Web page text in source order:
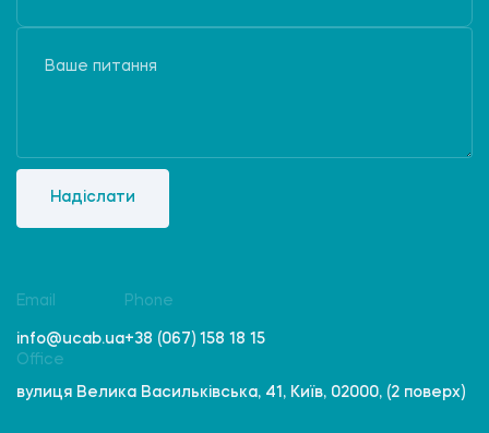
Надіслати
Email
info@ucab.ua
Phone
+38 (067) 158 18 15
Office
вулиця Велика Васильківська, 41, Київ, 02000, (2 поверх)